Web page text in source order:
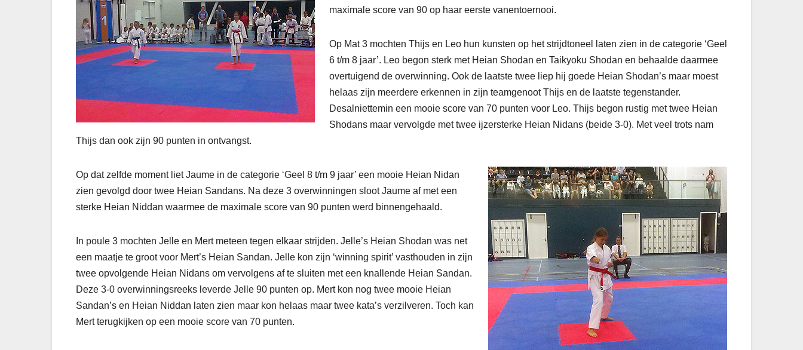
maximale score van 90 op haar eerste vanentoernooi.
Op Mat 3 mochten Thijs en Leo hun kunsten op het strijdtoneel laten zien in de categorie ‘Geel
6 t/m 8 jaar’. Leo begon sterk met Heian Shodan en Taikyoku Shodan en behaalde daarmee
overtuigend de overwinning. Ook de laatste twee liep hij goede Heian Shodan’s maar moest
helaas zijn meerdere erkennen in zijn teamgenoot Thijs en de laatste tegenstander.
Desalniettemin een mooie score van 70 punten voor Leo. Thijs begon rustig met twee Heian
Shodans maar vervolgde met twee ijzersterke Heian Nidans (beide 3-0). Met veel trots nam
Thijs dan ook zijn 90 punten in ontvangst.
Op dat zelfde moment liet Jaume in de categorie ‘Geel 8 t/m 9 jaar’ een mooie Heian Nidan
zien gevolgd door twee Heian Sandans. Na deze 3 overwinningen sloot Jaume af met een
sterke Heian Niddan waarmee de maximale score van 90 punten werd binnengehaald.
In poule 3 mochten Jelle en Mert meteen tegen elkaar strijden. Jelle’s Heian Shodan was net
een maatje te groot voor Mert’s Heian Sandan. Jelle kon zijn ‘winning spirit’ vasthouden in zijn
twee opvolgende Heian Nidans om vervolgens af te sluiten met een knallende Heian Sandan.
Deze 3-0 overwinningsreeks leverde Jelle 90 punten op. Mert kon nog twee mooie Heian
Sandan’s en Heian Niddan laten zien maar kon helaas maar twee kata’s verzilveren. Toch kan
Mert terugkijken op een mooie score van 70 punten.